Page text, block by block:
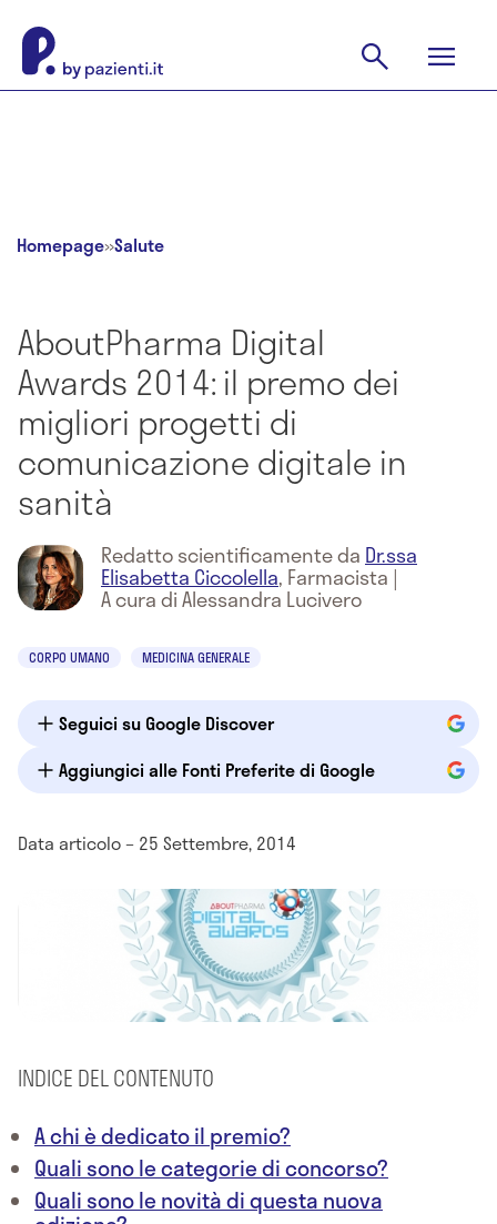
Homepage»Salute
AboutPharma Digital
Awards 2014: il premo dei
migliori progetti di
comunicazione digitale in
sanità
Redatto scientificamente da Dr.ssa
Elisabetta Ciccolella, Farmacista |
A cura di Alessandra Lucivero
CORPO UMANO MEDICINA GENERALE
Seguici su Google Discover
Aggiungici alle Fonti Preferite di Google
Data articolo – 25 Settembre, 2014
INDICE DEL CONTENUTO
A chi è dedicato il premio?
Quali sono le categorie di concorso?
Quali sono le novità di questa nuova